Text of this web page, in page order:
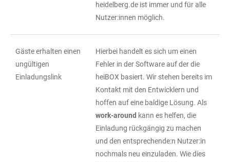
heidelberg.de ist immer und für alle
Nutzer:innen möglich.
Gäste erhalten einen
ungültigen
Einladungslink
Hierbei handelt es sich um einen
Fehler in der Software auf der die
heiBOX basiert. Wir stehen bereits im
Kontakt mit den Entwicklern und
hoffen auf eine baldige Lösung. Als
work-around kann es helfen, die
Einladung rückgängig zu machen
und den entsprechende:n Nutzer:in
nochmals neu einzuladen. Wie dies